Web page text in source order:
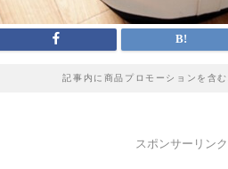
記事内に商品プロモーションを含
スポンサーリンク